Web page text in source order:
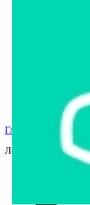
Интернет-
Интернет-
Реестр
Реестр
Главная страница
Легковые
Легковые